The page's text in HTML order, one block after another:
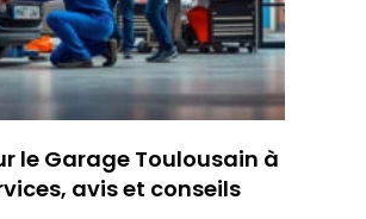
le Garage Toulousain à
avis et conseils